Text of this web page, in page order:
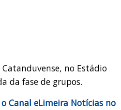
no Estádio
da fase de grupos.
Canal eLimeira Notícias no